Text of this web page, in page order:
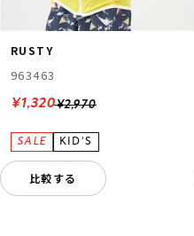
RUSTY
963463
¥2,970
¥1,320
比較する